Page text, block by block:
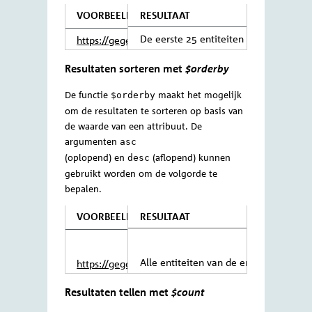
functie kan je de grootte van de resultaten
beperken, omdat je niet alle attributen
meeneemt.
Alle entiteiten van de
https://
OData/v4/2.0/Commissie?$filter=
Verwijderd eq false&$select=NaamNL,
Afkorting
Gerelateerde entiteiten ophalen met
$expand
De functie
om bij een entiteit alle gerelateerde
entiteiten van een andere entiteitsoort te
binnen een$expanddoor middel van
)functies toe te passen op de resultaten